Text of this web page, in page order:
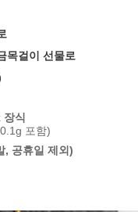
목걸이 선물로
식
포함)
, 공휴일 제외)